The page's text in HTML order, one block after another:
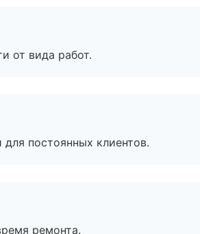
от вида работ.
постоянных клиентов.
ремонта.